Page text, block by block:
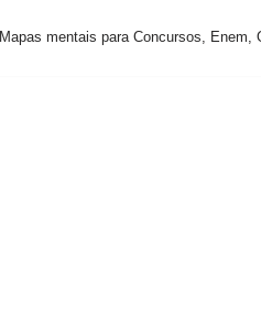
Mapas mentais para Concursos, Enem,